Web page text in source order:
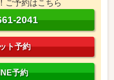
ご予約はこちら
2041
ト予約
予約